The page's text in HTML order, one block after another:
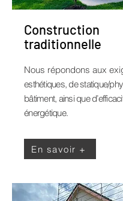
Construction
traditionnelle
Nous répondons aux
esthétiques, de statique/
bâtiment, ainsi que
énergétique.
En savoir +